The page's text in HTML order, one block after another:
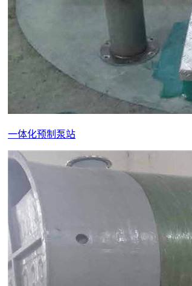
一体化预制泵站